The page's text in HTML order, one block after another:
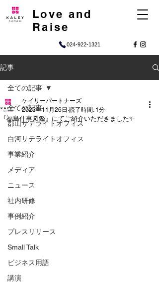
024-922-1321
Love and
Raise
記事
全ての記事
郡山サテライトオフィス
白河サテライトオフィス
事業紹介
メディア
ニュース
社内研修
事例紹介
プレスリリース
Small Talk
ビジネス用語
講演
全ての記事
『福島仕事図鑑』にてご紹介いただきました✨
ケイリーパートナーズ
2023年11月26日 読了時間: 1分